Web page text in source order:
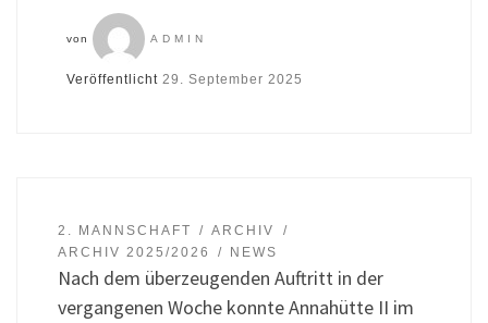
von ADMIN
Veröffentlicht 29. September 2025
2. MANNSCHAFT
ARCHIV
ARCHIV 2025/2026
NEWS
Nach dem überzeugenden Auftritt in der
vergangenen Woche konnte Annahütte II im